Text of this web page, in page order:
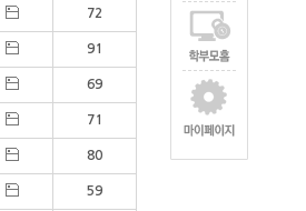
72
91
69
71
80
59